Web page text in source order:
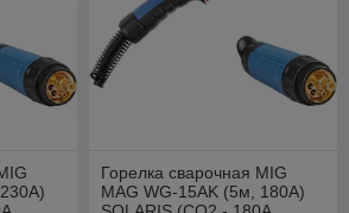
Горелка сварочная MIG
MAG WG-15AK (5м, 180А)